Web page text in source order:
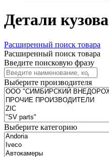
Детали кузова
Расширенный поиск товара
Расширенный поиск товара
Введите поисковую фразу
Выберите производителя
Выберите категорию